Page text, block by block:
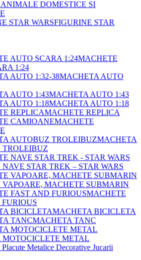
DOMESTICE SI
FIGURINE STAR
MACHETE
1:24
MACHETA AUTO
MACHETA AUTO 1:43
MACHETA AUTO 1:18
MACHETE REPLICA
MACHETE
MACHETA
TROLEIBUZ
STAR TREK – STAR WARS
MACHETE SUBMARIN
MACHETE
MACHETA BICICLETA
MACHETA TANC
MOTOCICLETE METAL